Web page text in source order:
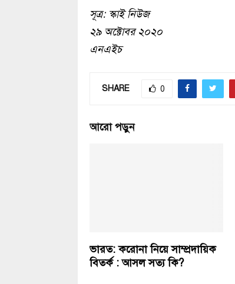
সূত্র: স্কাই নিউজ
২৯ অক্টোবর ২০২০
এনএইচ
SHARE 0
আরো পড়ুন
ভারত: করোনা নিয়ে সাম্প্রদায়িক
বিতর্ক : আসল সত্য কি?